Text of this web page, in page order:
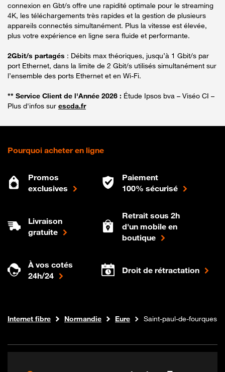
connexion en Gbt/s offre une rapidité optimale pour le streaming
4K, les téléchargements très rapides et la gestion de plusieurs
appareils connectés simultanément. Plus la vitesse est élevée,
plus votre expérience en ligne sera fluide et performante.
2Gbit/s partagés : Débits max théoriques, jusqu’à 1 Gbit/s par
port Ethernet, dans la limite de 2 Gbit/s utilisés simultanément sur
l’ensemble des ports Ethernet et en Wi-Fi.
** Service Client de l'Année 2026 : Étude Ipsos bva – Viséo CI –
Plus d'infos sur escda.fr
Pourquoi acheter en ligne
Promos
exclusives
Paiement
100% sécurisé
Livraison
gratuite
Retrait sous 2h
d'un mobile en
boutique
À vos cotés
24h/24
Droit de rétractation
Boutique Orange
Internet fibre Normandie Eure Saint-paul-de-fourques